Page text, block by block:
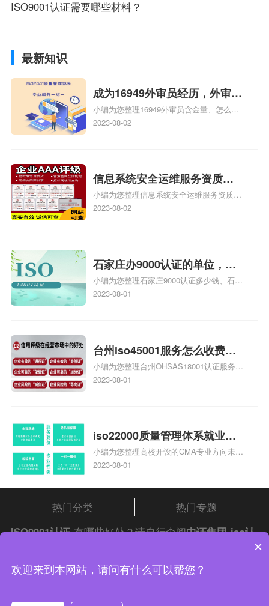
ISO9001认证需要哪些材料？
最新知识
成为16949外审员经历，外审员
16949
小编为您整理16949外审员含金量、怎么才
能成为注册的TS16949:2009的外审员、我
2023-08-02
信息系统安全运维服务资质二
级费用，信息系统安全运维服
务资质二级
小编为您整理信息系统安全运维服务资质认
证证书机构有哪些、安全运维服务资质的费
体系认证知识，详情可查看下方正文！
2023-08-02
石家庄办9000认证的单位，石
家庄9000认证的公司
小编为您整理石家庄9000认证多少钱、石家
庄9000认证价格多少钱、石家庄9000认证
2023-08-01
台州iso45001服务怎么收费，
台州iso45001认证服务怎么收
费
小编为您整理台州OHSAS18001认证服务中
心哪家收费便宜、台州ISO9000认证，哪个
标准是什么相关iso体系认证知识，详情可
查看下方正文！
2023-08-01
iso22000质量管理体系就业方
向，质量管理与认证就业方向
小编为您整理高校开设的CMA专业方向未来
就业前景及就业方向如何、cma就业方向有
和cma未来就业方向、大学生考完cma，就
哪些就业方向相关iso体系认证知识，详情
可查看下方正文！
2023-08-01
热门分类
热门专题
ISO9001认证 有哪些好处？请自行查阅中证集团 iso认
中证集团体系认证 版权所有 Copyright © 2022
渝公网安备 50010502003954号
×
欢迎来到本网站，请问有什么可以帮您？